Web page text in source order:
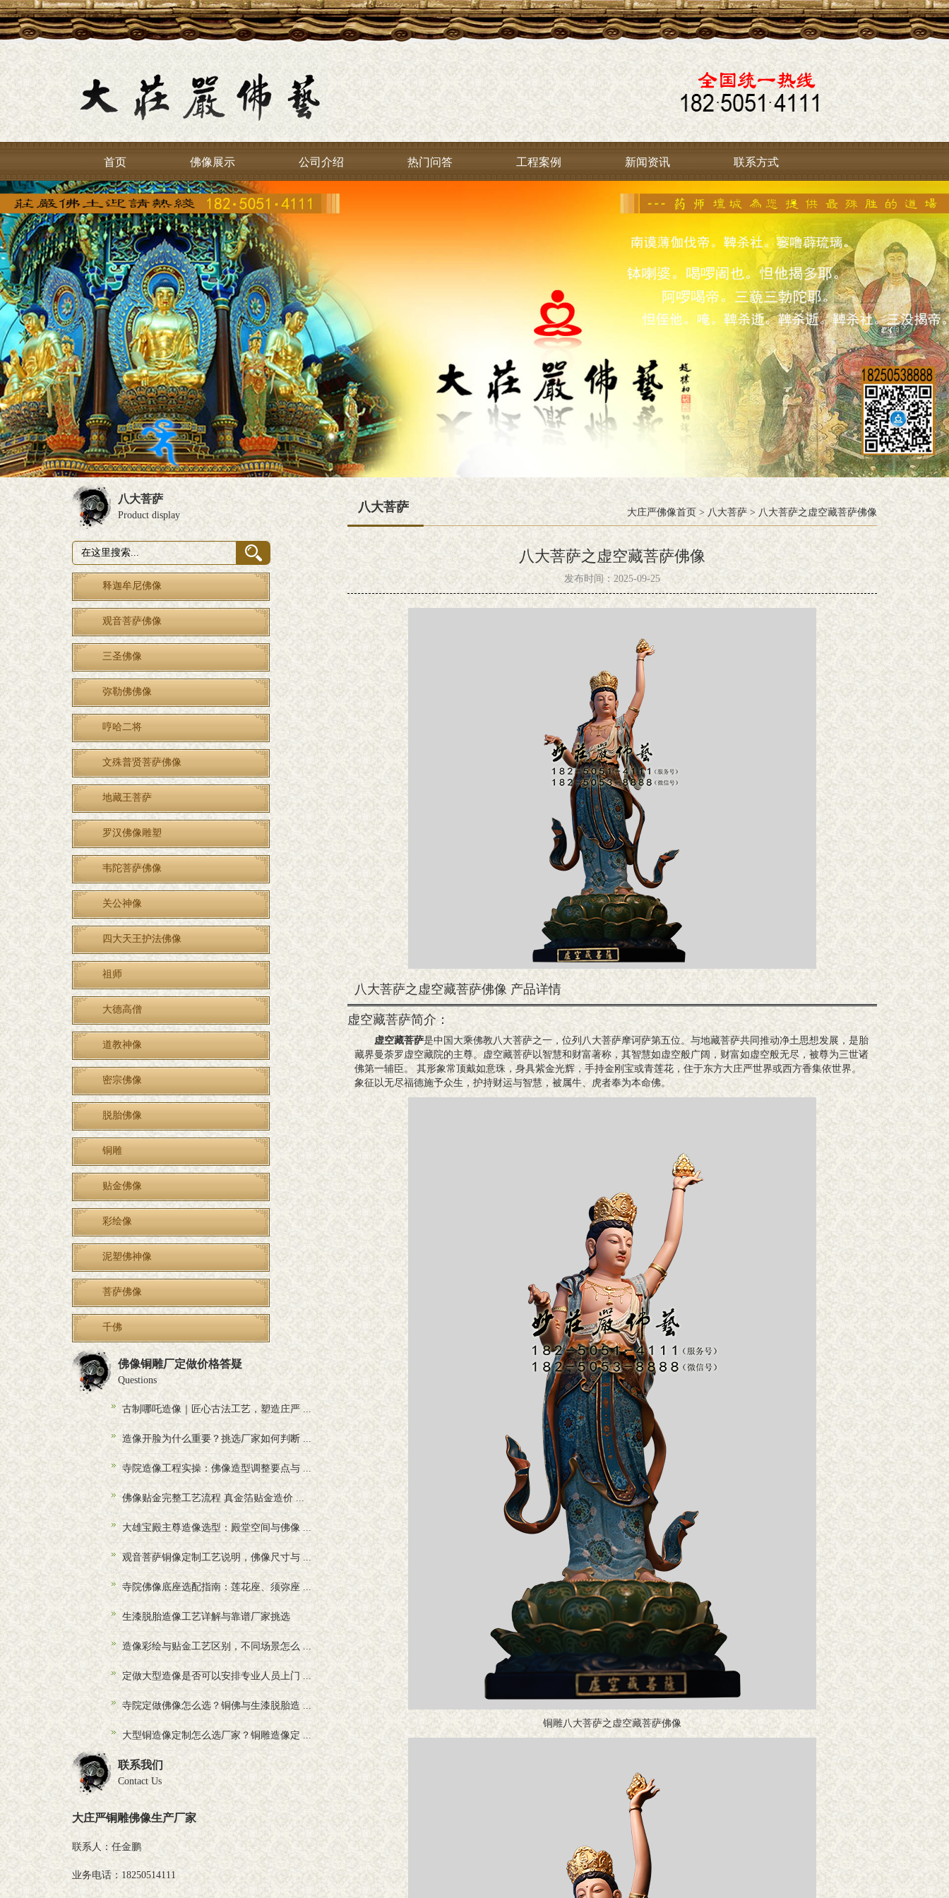
首页 佛像展示 公司介绍 热门问答 工程案例 新闻资讯 联系方式
八大菩萨
Product display
释迦牟尼佛像
观音菩萨佛像
三圣佛像
弥勒佛佛像
哼哈二将
文殊普贤菩萨佛像
地藏王菩萨
罗汉佛像雕塑
韦陀菩萨佛像
关公神像
四大天王护法佛像
祖师
大德高僧
道教神像
密宗佛像
脱胎佛像
铜雕
贴金佛像
彩绘像
泥塑佛神像
菩萨佛像
千佛
佛像铜雕厂定做价格答疑
Questions
古制哪吒造像｜匠心古法工艺，塑造庄严 ...
造像开脸为什么重要？挑选厂家如何判断 ...
寺院造像工程实操：佛像造型调整要点与 ...
佛像贴金完整工艺流程 真金箔贴金造价 ...
大雄宝殿主尊造像选型：殿堂空间与佛像 ...
观音菩萨铜像定制工艺说明，佛像尺寸与 ...
寺院佛像底座选配指南：莲花座、须弥座 ...
生漆脱胎造像工艺详解与靠谱厂家挑选
造像彩绘与贴金工艺区别，不同场景怎么 ...
定做大型造像是否可以安排专业人员上门 ...
寺院定做佛像怎么选？铜佛与生漆脱胎造 ...
大型铜造像定制怎么选厂家？铜雕造像定 ...
联系我们
Contact Us
大庄严铜雕佛像生产厂家
联系人：任金鹏
业务电话：18250514111
八大菩萨 大庄严佛像首页 > 八大菩萨 > 八大菩萨之虚空藏菩萨佛像
八大菩萨之虚空藏菩萨佛像
发布时间：2025-09-25
八大菩萨之虚空藏菩萨佛像 产品详情
虚空藏菩萨简介：
虚空藏菩萨是中国大乘佛教八大菩萨之一，位列八大菩萨摩诃萨第五位。与地藏菩萨共同推动净土思想发展，是胎
藏界曼荼罗虚空藏院的主尊。虚空藏菩萨以智慧和财富著称，其智慧如虚空般广阔，财富如虚空般无尽，被尊为三世诸
佛第一辅臣。 ‌其形象常顶戴如意珠，身具紫金光辉，手持金刚宝或青莲花，住于东方大庄严世界或西方香集依世界。
象征以无尽福德施予众生，护持财运与智慧，被属牛、虎者奉为本命佛。
铜雕八大菩萨之虚空藏菩萨佛像